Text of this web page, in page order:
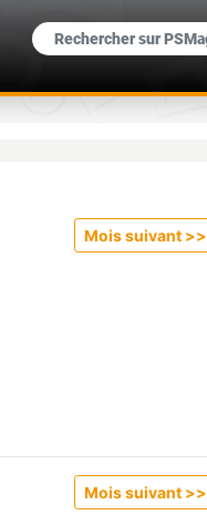
Mois suivant >>
Mois suivant >>